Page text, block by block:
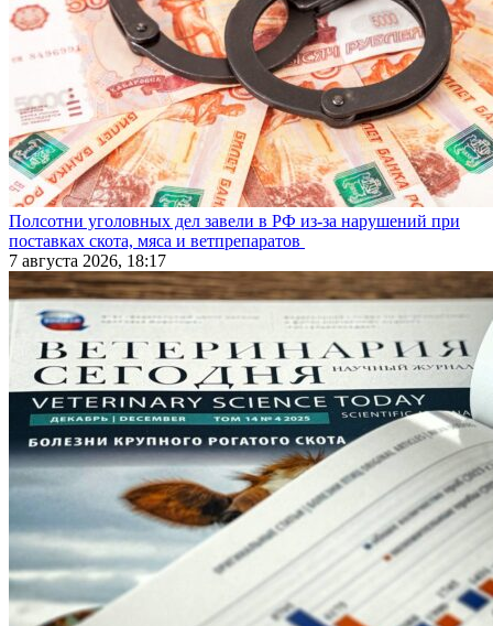
Полсотни уголовных дел завели в РФ из-за нарушений при
поставках скота, мяса и ветпрепаратов
7 августа 2026, 18:17